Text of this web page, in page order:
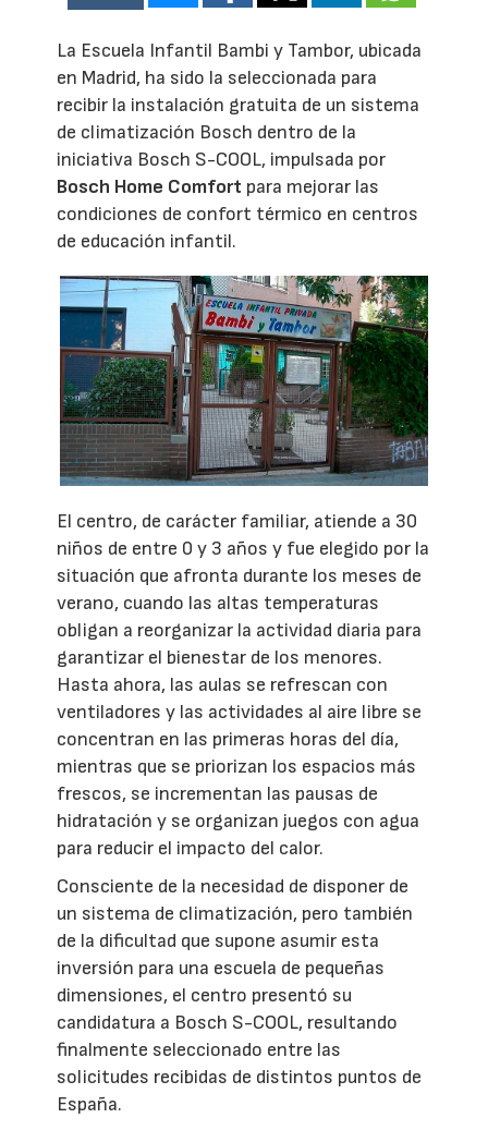
La Escuela Infantil Bambi y Tambor, ubicada
en Madrid, ha sido la seleccionada para
recibir la instalación gratuita de un sistema
de climatización Bosch dentro de la
iniciativa Bosch S-COOL, impulsada por
Bosch Home Comfort para mejorar las
condiciones de confort térmico en centros
de educación infantil.
El centro, de carácter familiar, atiende a 30
niños de entre 0 y 3 años y fue elegido por la
situación que afronta durante los meses de
verano, cuando las altas temperaturas
obligan a reorganizar la actividad diaria para
garantizar el bienestar de los menores.
Hasta ahora, las aulas se refrescan con
ventiladores y las actividades al aire libre se
concentran en las primeras horas del día,
mientras que se priorizan los espacios más
frescos, se incrementan las pausas de
hidratación y se organizan juegos con agua
para reducir el impacto del calor.
Consciente de la necesidad de disponer de
un sistema de climatización, pero también
de la dificultad que supone asumir esta
inversión para una escuela de pequeñas
dimensiones, el centro presentó su
candidatura a Bosch S-COOL, resultando
finalmente seleccionado entre las
solicitudes recibidas de distintos puntos de
España.